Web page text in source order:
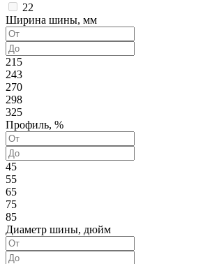
22
Ширина шины, мм
215
243
270
298
325
Профиль, %
45
55
65
75
85
Диаметр шины, дюйм